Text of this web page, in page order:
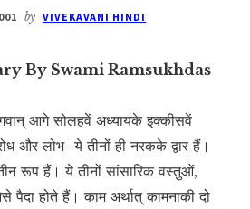
by VIVEKAVANI HINDI
By Swami Ramsukhdas
आगे सोलहवें अध्यायके इक्कीसवें
और लोभ–ये तीनों ही नरकके द्वार हैं।
रूप हैं। ये तीनों सांसारिक वस्तुओं,
पैदा होते हैं। काम अर्थात् कामनाकी दो